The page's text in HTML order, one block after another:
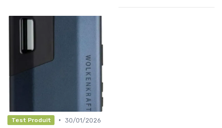
Test Produit • 30/01/2026